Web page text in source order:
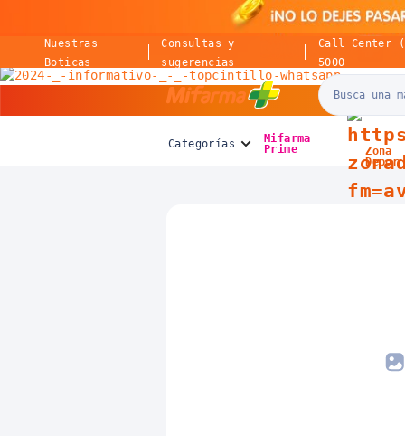
Nuestras
Boticas
Consultas y
sugerencias
Call Center
5000
Mifarma
Categorías
Mifarma
Prime
Zona
Depor